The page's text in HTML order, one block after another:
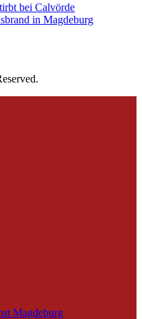
bei Calvörde
in Magdeburg
Magdeburg